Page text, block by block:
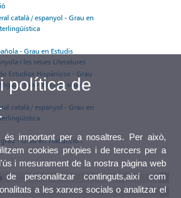
català / espanyol - Grau en
- Grau en Estudis
i les seues Literatures
Estudios Hispánicos - Grau
Espanyola i les seues
català / espanyol - Grau en
- Grau en Traducció i
política de
és important per a nosaltres. Per això,
cookies pròpies i de tercers per a
i mesurament de la nostra pàgina web
personalitzar continguts,així com
a les xarxes socials o analitzar el